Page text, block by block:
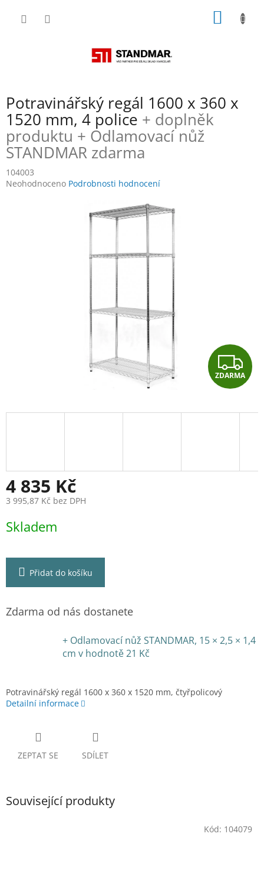
Potravinářský regál 1600 x 360 x
1520 mm, 4 police + doplněk
produktu + Odlamovací nůž
STANDMAR zdarma
104003
Průměrné
Neohodnoceno Podrobnosti hodnocení
Z
D
A
ZDARMA
4 835 Kč
3 995,87 Kč bez DPH
cena:
Skladem
Přidat do košíku
Zdarma od nás dostanete
+ Odlamovací nůž STANDMAR, 15 × 2,5 × 1,4
cm v hodnotě 21 Kč
Potravinářský regál 1600 x 360 x 1520 mm, čtyřpolicový
Detailní informace
ZEPTAT SE SDÍLET
Související produkty
Kód: 104079